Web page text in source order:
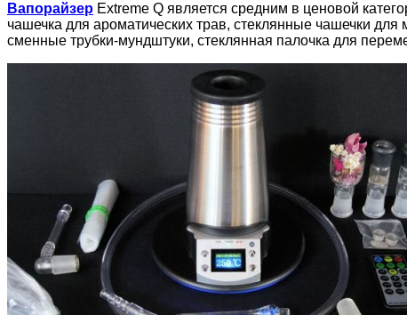
Вапорайзер Extreme Q является средним в ценовой
чашечка для ароматических трав, стеклянные чашечки
сменные трубки-мундштуки, стеклянная палочка для